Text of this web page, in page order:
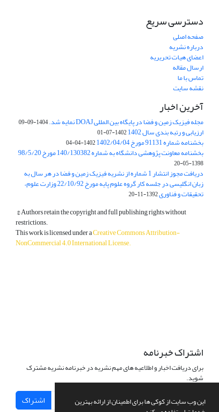
این وب سایت از کوکی ها برای اطمینان از ارائه بهترین
دسترسی سریع
صفحه اصلی
درباره نشریه
اعضای هیات تحریریه
ارسال مقاله
تماس با ما
نقشه سایت
آخرین اخبار
مجله فیزیک زمین و فضا در پایگاه بین المللی DOAJ نمایه شد. 1404-09-09
ارزیابی و رتبه بندی سال 1402 1402-07-01
بخشنامه شماره 91131 مورخ 1402/04/04 1402-04-04
بخشنامه معاونت پژوهشی دانشگاه به شماره 140/130382 مورخ 98/5/20
1398-05-20
دریافت مجوز انتشار 1 شماره از نشریه فیزیک زمین و فضا در هر سال به
زبان انگلیسی در جلسه کار گروه علوم پایه مورخ 22/10/92 وزارت علوم،
تحقیقات و فناوری1392-11-20
© Authors retain the copyright and full publishing rights without
restrictions.
This work is licensed under aCreative Commons Attribution-
NonCommercial 4.0 International License.
اشتراک خبرنامه
برای دریافت اخبار و اطلاعیه های مهم نشریه در خبرنامه نشریه مشترک
شوید.
اشتراک